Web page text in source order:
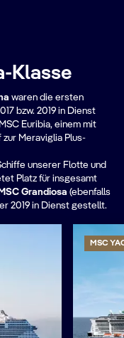
Klasse
waren die ersten
bzw. 2019 in Dienst
Euribia, einem mit
Meraviglia Plus-
unserer Flotte und
Platz für insgesamt
MSC Grandiosa (ebenfalls
2019 in Dienst gestellt.
MSC